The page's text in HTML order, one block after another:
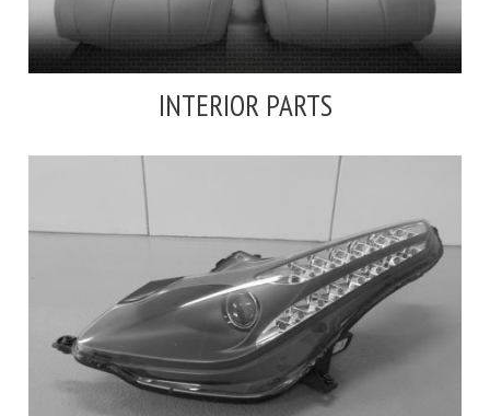
INTERIOR PARTS